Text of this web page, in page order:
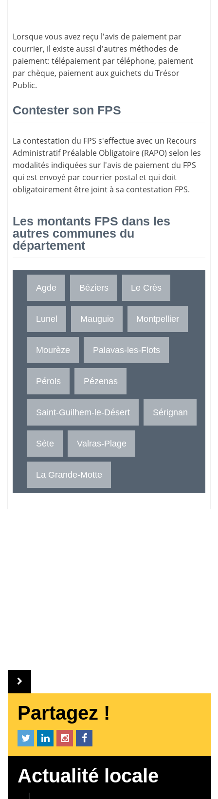
Lorsque vous avez reçu l'avis de paiement par
courrier, il existe aussi d'autres méthodes de
paiement: télépaiement par téléphone, paiement
par chèque, paiement aux guichets du Trésor
Public.
Contester son FPS
La contestation du FPS s'effectue avec un Recours
Administratif Préalable Obligatoire (RAPO) selon les
modalités indiquées sur l'avis de paiement du FPS
qui est envoyé par courrier postal et qui doit
obligatoirement être joint à sa contestation FPS.
Les montants FPS dans les
autres communes du
département
Agde Béziers Le Crès
Lunel Mauguio Montpellier
Mourèze Palavas-les-Flots
Pérols Pézenas
Saint-Guilhem-le-Désert Sérignan
Sète Valras-Plage
La Grande-Motte
Partagez !
Actualité locale